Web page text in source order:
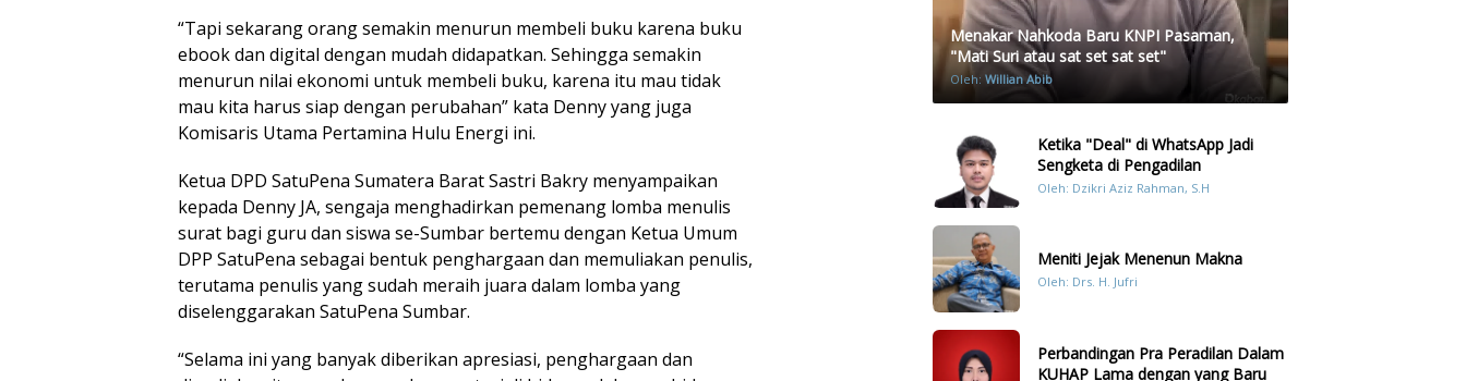
“Tapi sekarang orang semakin menurun membeli buku karena buku
ebook dan digital dengan mudah didapatkan. Sehingga semakin
menurun nilai ekonomi untuk membeli buku, karena itu mau tidak
mau kita harus siap dengan perubahan” kata Denny yang juga
Komisaris Utama Pertamina Hulu Energi ini.
Ketua DPD SatuPena Sumatera Barat Sastri Bakry menyampaikan
kepada Denny JA, sengaja menghadirkan pemenang lomba menulis
surat bagi guru dan siswa se-Sumbar bertemu dengan Ketua Umum
DPP SatuPena sebagai bentuk penghargaan dan memuliakan penulis,
terutama penulis yang sudah meraih juara dalam lomba yang
diselenggarakan SatuPena Sumbar.
“Selama ini yang banyak diberikan apresiasi, penghargaan dan
Menakar Nahkoda Baru KNPI Pasaman,
"Mati Suri atau sat set sat set"
Oleh: Willian Abib
Ketika "Deal" di WhatsApp Jadi
Sengketa di Pengadilan
Oleh: Dzikri Aziz Rahman, S.H
Meniti Jejak Menenun Makna
Oleh: Drs. H. Jufri
Perbandingan Pra Peradilan Dalam
KUHAP Lama dengan yang Baru